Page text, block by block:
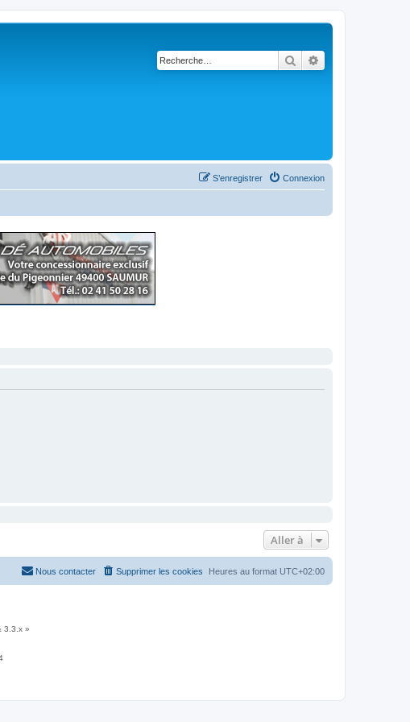
Rechercher
Connexion
S’enregistrer
Aller à
Heures au format UTC+02:00
Supprimer les cookies
Nous contacter
3.3.x »